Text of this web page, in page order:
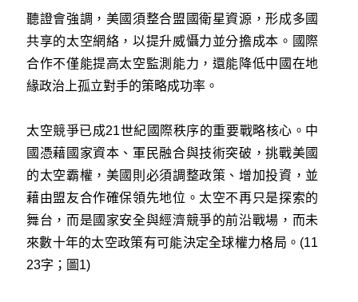
聽證會強調，美國須整合盟國衛星資源，形成多國
共享的太空網絡，以提升威懾力並分擔成本。國際
合作不僅能提高太空監測能力，還能降低中國在地
緣政治上孤立對手的策略成功率。
太空競爭已成21世紀國際秩序的重要戰略核心。中
國憑藉國家資本、軍民融合與技術突破，挑戰美國
的太空霸權，美國則必須調整政策、增加投資，並
藉由盟友合作確保領先地位。太空不再只是探索的
舞台，而是國家安全與經濟競爭的前沿戰場，而未
來數十年的太空政策有可能決定全球權力格局。(11
23字；圖1)